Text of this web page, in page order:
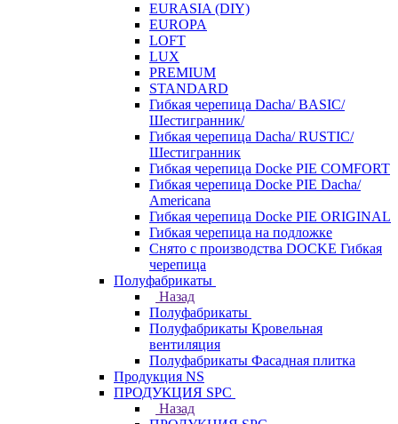
EURASIA (DIY)
EUROPA
LOFT
LUX
PREMIUM
STANDARD
Гибкая черепица Dacha/ BASIC/
Шестигранник/
Гибкая черепица Dacha/ RUSTIC/
Шестигранник
Гибкая черепица Docke PIE COMFORT
Гибкая черепица Docke PIE Dacha/
Americana
Гибкая черепица Docke PIE ОRIGINАL
Гибкая черепица на подложке
Снято с производства DOCKE Гибкая
черепица
Полуфабрикаты
Назад
Полуфабрикаты
Полуфабрикаты Кровельная
вентиляция
Полуфабрикаты Фасадная плитка
Продукция NS
ПРОДУКЦИЯ SPC
Назад